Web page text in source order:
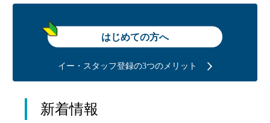
はじめての方へ
イー・スタッフ登録の3つのメリット
新着情報